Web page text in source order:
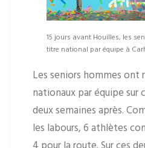
15 jours avant Houilles, les
titre national par équipe à
Les seniors hommes
nationaux par équipe sur
deux semaines après.
les labours, 6 athlètes